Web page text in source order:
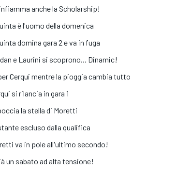
anche la Scholarship!
è l'uomo della domenica
domina gara 2 e va in fuga
e Laurini si scoprono... Dinamic!
Cerqui mentre la pioggia cambia tutto
si rilancia in gara 1
la stella di Moretti
escluso dalla qualifica
va in pole all'ultimo secondo!
un sabato ad alta tensione!